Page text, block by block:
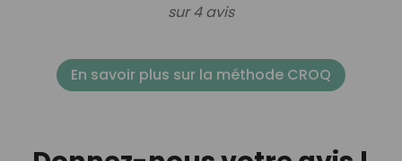
sur 4 avis
En savoir plus sur la méthode CROQ